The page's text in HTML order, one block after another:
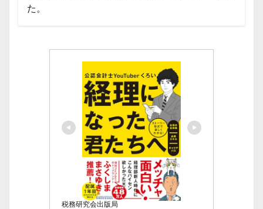
た。
税務研究会出版局